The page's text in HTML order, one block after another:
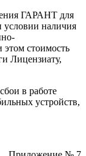
ГАРАНТ для
условии наличия
стоимость
Лицензиату,
в работе
устройств,